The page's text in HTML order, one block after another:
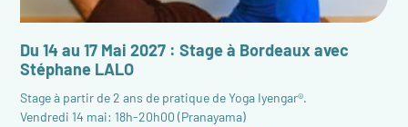
Du 14 au 17 Mai 2027 : Stage à Bordeaux avec
Stéphane LALO
Stage à partir de 2 ans de pratique de Yoga Iyengar®.
Vendredi 14 mai: 18h-20h00 (Pranayama)